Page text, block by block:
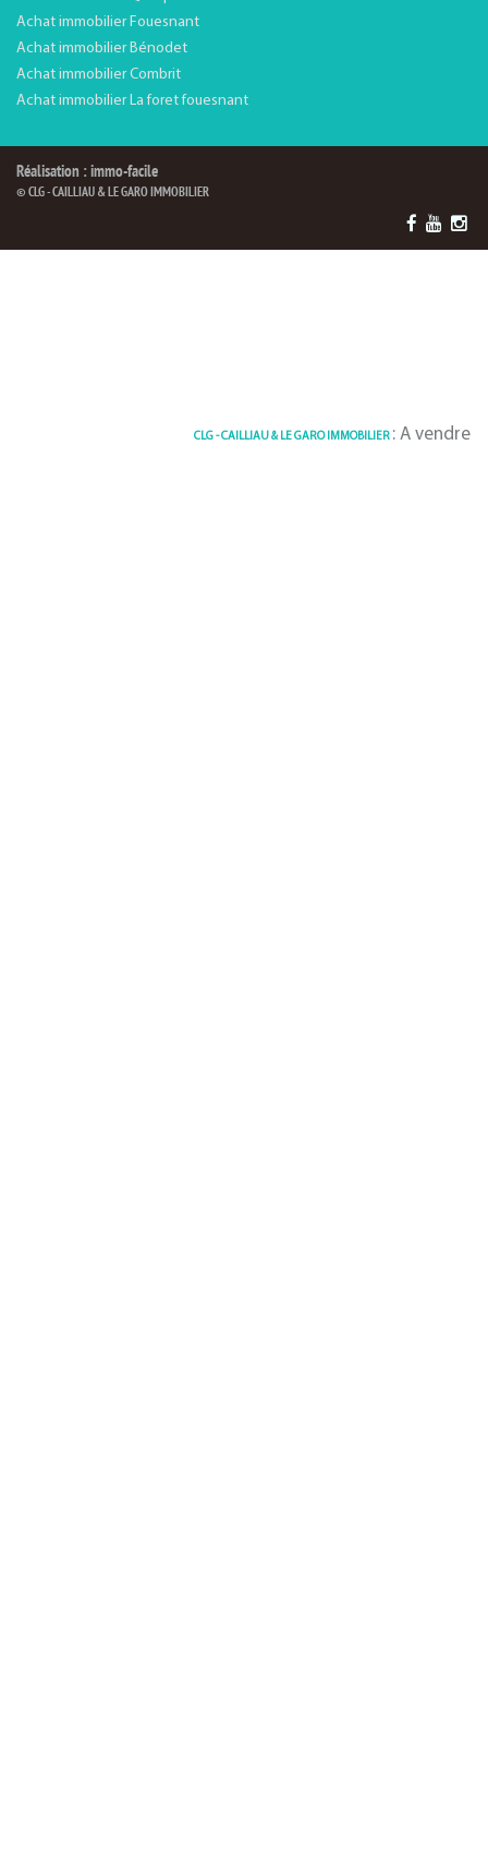
Achat immobilier Fouesnant
Achat immobilier Bénodet
Achat immobilier Combrit
Achat immobilier La foret fouesnant
Réalisation : immo-facile
© CLG - CAILLIAU & LE GARO IMMOBILIER
CLG - CAILLIAU & LE GARO IMMOBILIER: A vendre